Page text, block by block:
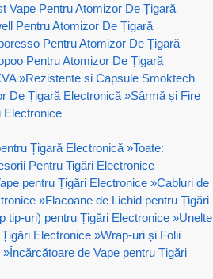
Vape Pentru Atomizor De Țigară
Pentru Atomizor De Țigară
Pentru Atomizor De Țigară
Pentru Atomizor De Țigară
»Rezistente si Capsule Smoktech
De Țigară Electronică »Sârmă și Fire
Electronice
Țigară Electronică »Toate:
Pentru Tigări Electronice
pentru Țigări Electronice »Cabluri de
»Flacoane de Lichid pentru Țigări
tip-uri) pentru Țigări Electronice »Unelte
Electronice »Wrap-uri și Folii
»Încărcătoare de Vape pentru Țigări